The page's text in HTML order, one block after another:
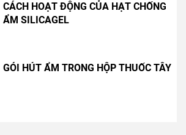
CÁCH HOẠT ĐỘNG CỦA HẠT CHỐNG
ẨM SILICAGEL
GÓI HÚT ẨM TRONG HỘP THUỐC TÂY